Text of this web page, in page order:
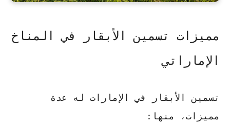
مميزات تسمين الأبقار في المناخ
الإماراتي
تسمين الأبقار في الإمارات له عدة
مميزات، منها: